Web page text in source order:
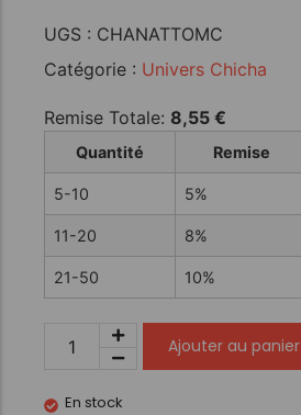
UGS : CHANATTOMC
Catégorie : Univers Chicha
Remise Totale: 8,55 €
Quantité Remise
5-10 5%
11-20 8%
21-50 10%
Ajouter au panier
En stock